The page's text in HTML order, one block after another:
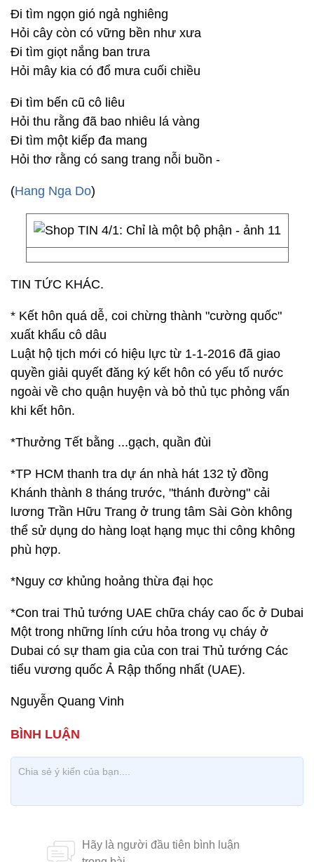
Đi tìm ngọn gió ngả nghiêng
Hỏi cây còn có vững bền như xưa
Đi tìm giọt nắng ban trưa
Hỏi mây kia có đổ mưa cuối chiều
Đi tìm bến cũ cô liêu
Hỏi thu rằng đã bao nhiêu lá vàng
Đi tìm một kiếp đa mang
Hỏi thơ rằng có sang trang nỗi buồn -
(Hang Nga Do)
TIN TỨC KHÁC.
* Kết hôn quá dễ, coi chừng thành "cường quốc"
xuất khẩu cô dâu
Luật hộ tịch mới có hiệu lực từ 1-1-2016 đã giao
quyền giải quyết đăng ký kết hôn có yếu tố nước
ngoài về cho quận huyện và bỏ thủ tục phỏng vấn
khi kết hôn.
*Thưởng Tết bằng ...gạch, quần đùi
*TP HCM thanh tra dự án nhà hát 132 tỷ đồng
Khánh thành 8 tháng trước, "thánh đường" cải
lương Trần Hữu Trang ở trung tâm Sài Gòn không
thể sử dụng do hàng loạt hạng mục thi công không
phù hợp.
*Nguy cơ khủng hoảng thừa đại học
*Con trai Thủ tướng UAE chữa cháy cao ốc ở Dubai
Một trong những lính cứu hỏa trong vụ cháy ở
Dubai có sự tham gia của con trai Thủ tướng Các
tiểu vương quốc Ả Rập thống nhất (UAE).
Nguyễn Quang Vinh